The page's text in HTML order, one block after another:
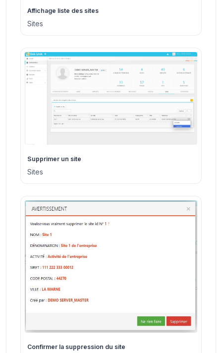
Affichage liste des sites
Sites
Supprimer un site
Sites
Confirmer la suppression du site